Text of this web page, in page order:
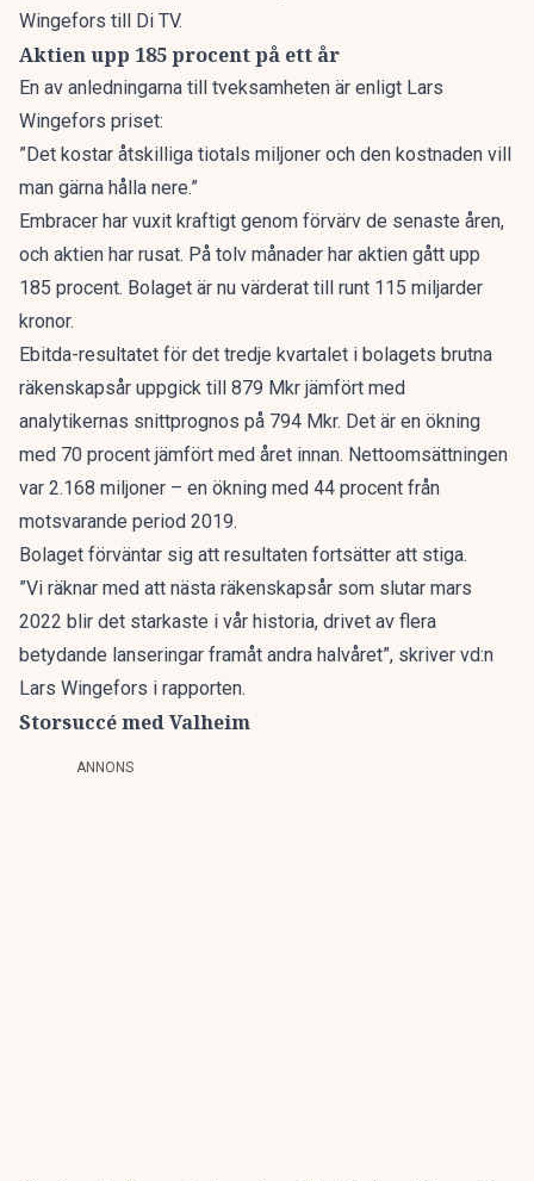
Wingefors till Di TV.
Aktien upp 185 procent på ett år
En av anledningarna till tveksamheten är enligt Lars
Wingefors priset:
”Det kostar åtskilliga tiotals miljoner och den kostnaden vill
man gärna hålla nere.”
Embracer har vuxit kraftigt genom förvärv de senaste åren,
och aktien har rusat. På tolv månader har aktien gått upp
185 procent. Bolaget är nu värderat till runt 115 miljarder
kronor.
Ebitda-resultatet för det tredje kvartalet i bolagets brutna
räkenskapsår uppgick till 879 Mkr jämfört med
analytikernas snittprognos på 794 Mkr. Det är en ökning
med 70 procent jämfört med året innan. Nettoomsättningen
var 2.168 miljoner – en ökning med 44 procent från
motsvarande period 2019.
Bolaget förväntar sig att resultaten fortsätter att stiga.
”Vi räknar med att nästa räkenskapsår som slutar mars
2022 blir det starkaste i vår historia, drivet av flera
betydande lanseringar framåt andra halvåret”, skriver vd:n
Lars Wingefors i rapporten.
Storsuccé med Valheim
ANNONS